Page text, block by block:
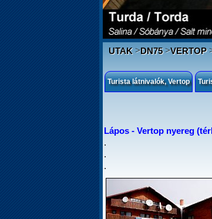
UTAK>DN75>VERTOP
Turista látnivalók, Vertop
Lápos - Vertop nyereg
.
.
.